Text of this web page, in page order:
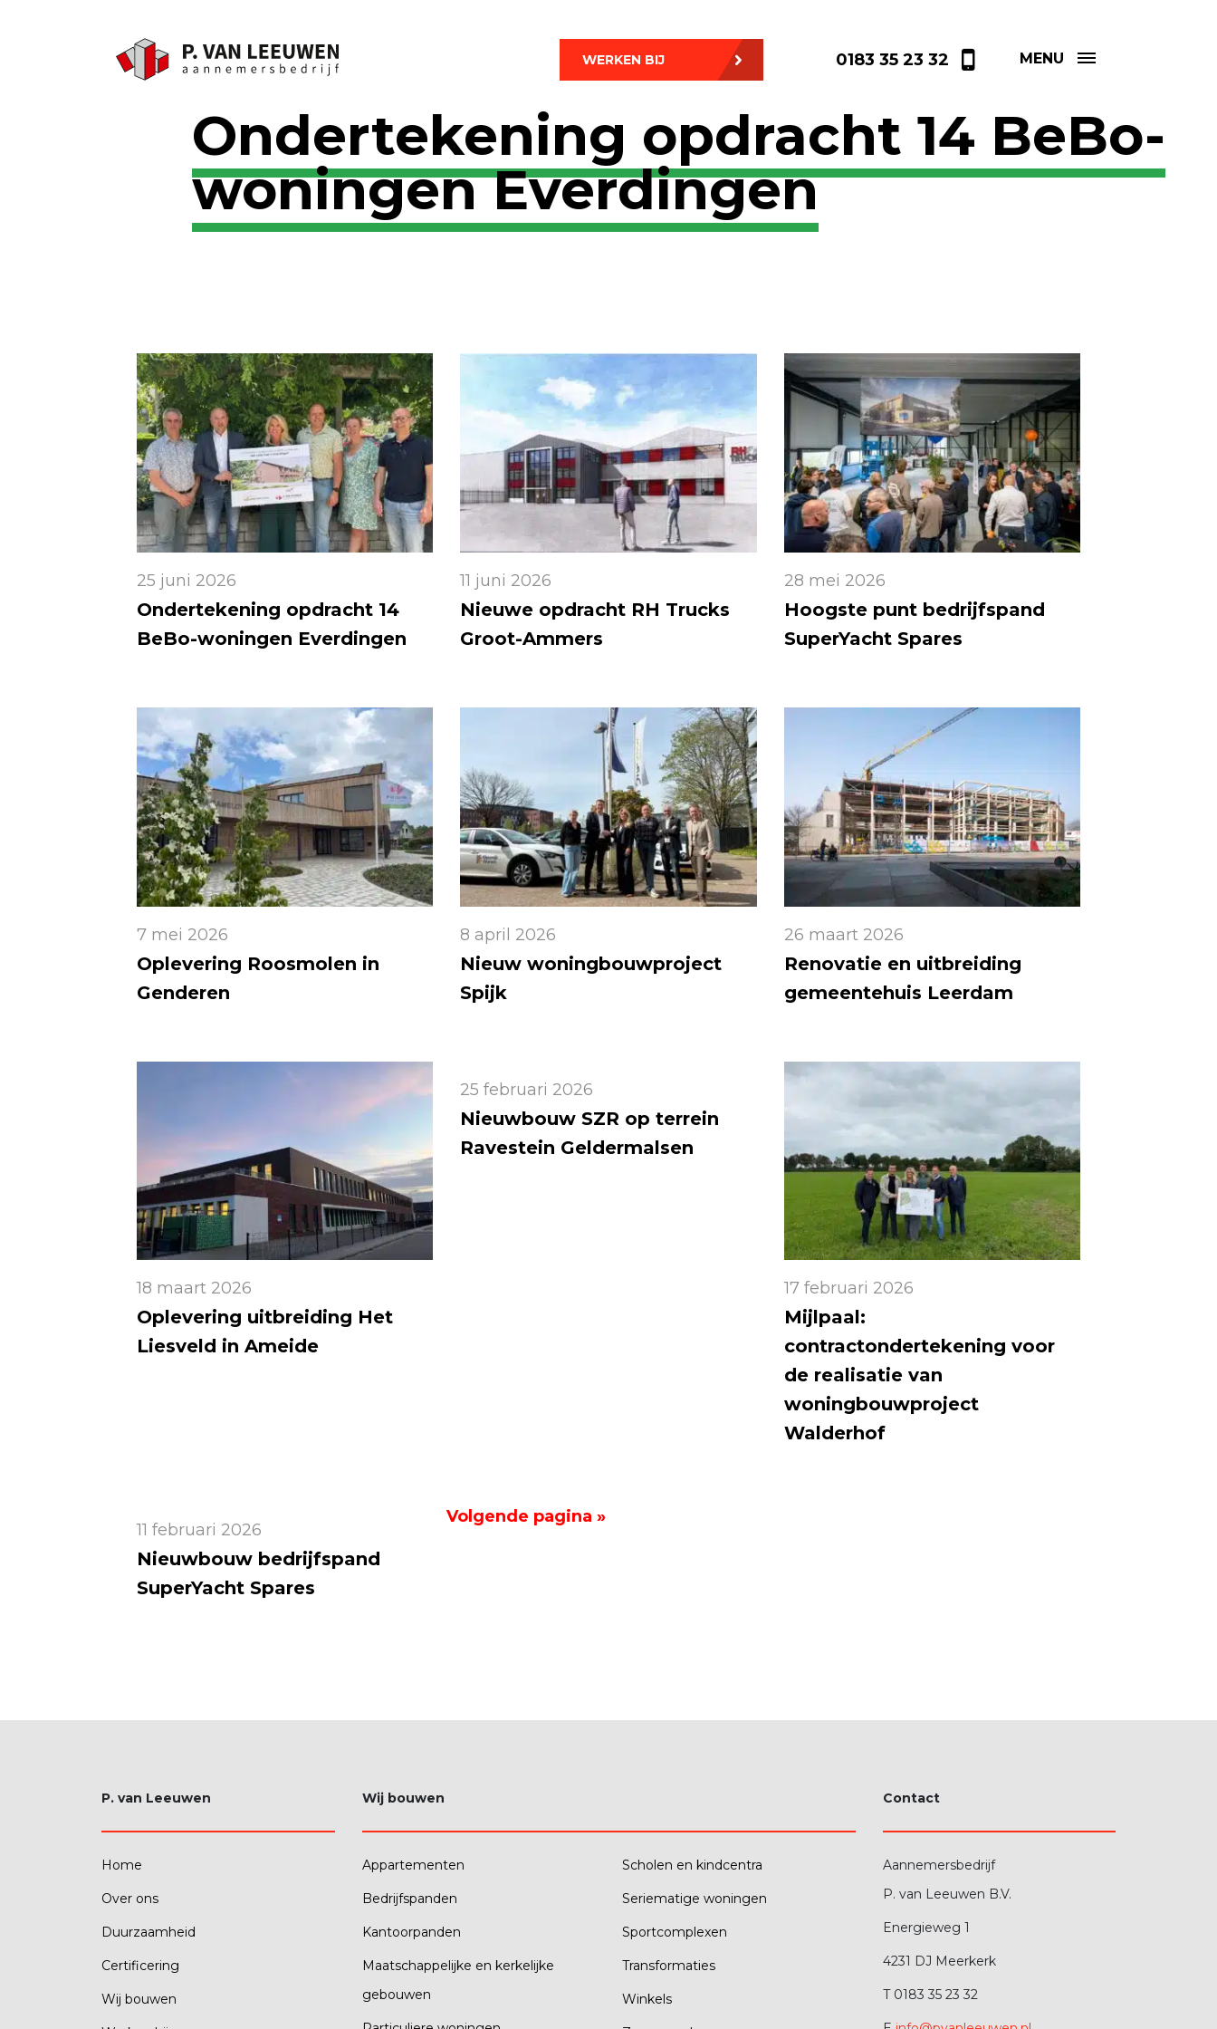
WERKEN BIJ 0183 35 23 32 MENU
Ondertekening opdracht 14 BeBo-
woningen Everdingen
25 juni 2026
Ondertekening opdracht 14
BeBo-woningen Everdingen
11 juni 2026
Nieuwe opdracht RH Trucks
Groot-Ammers
28 mei 2026
Hoogste punt bedrijfspand
SuperYacht Spares
7 mei 2026
Oplevering Roosmolen in
Genderen
8 april 2026
Nieuw woningbouwproject
Spijk
26 maart 2026
Renovatie en uitbreiding
gemeentehuis Leerdam
18 maart 2026
Oplevering uitbreiding Het
Liesveld in Ameide
25 februari 2026
Nieuwbouw SZR op terrein
Ravestein Geldermalsen
17 februari 2026
Mijlpaal:
contractondertekening voor
de realisatie van
woningbouwproject
Walderhof
11 februari 2026
Nieuwbouw bedrijfspand
SuperYacht Spares
Volgende pagina »
P. van Leeuwen
Home
Over ons
Duurzaamheid
Certificering
Wij bouwen
Wij bouwen
Appartementen
Bedrijfspanden
Kantoorpanden
Maatschappelijke en kerkelijke
gebouwen
Scholen en kindcentra
Seriematige woningen
Sportcomplexen
Transformaties
Winkels
Contact
Aannemersbedrijf
P. van Leeuwen B.V.
Energieweg 1
4231 DJ Meerkerk
T 0183 35 23 32